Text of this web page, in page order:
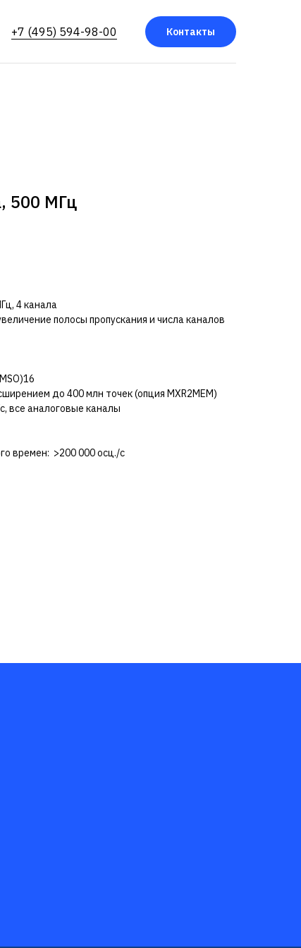
+7 (495) 594-98-00 Контакты
500 МГц
4 канала
полосы пропускания и числа каналов
до 400 млн точек (опция MXR2MEM)
все аналоговые каналы
времен: >200 000 осц./с